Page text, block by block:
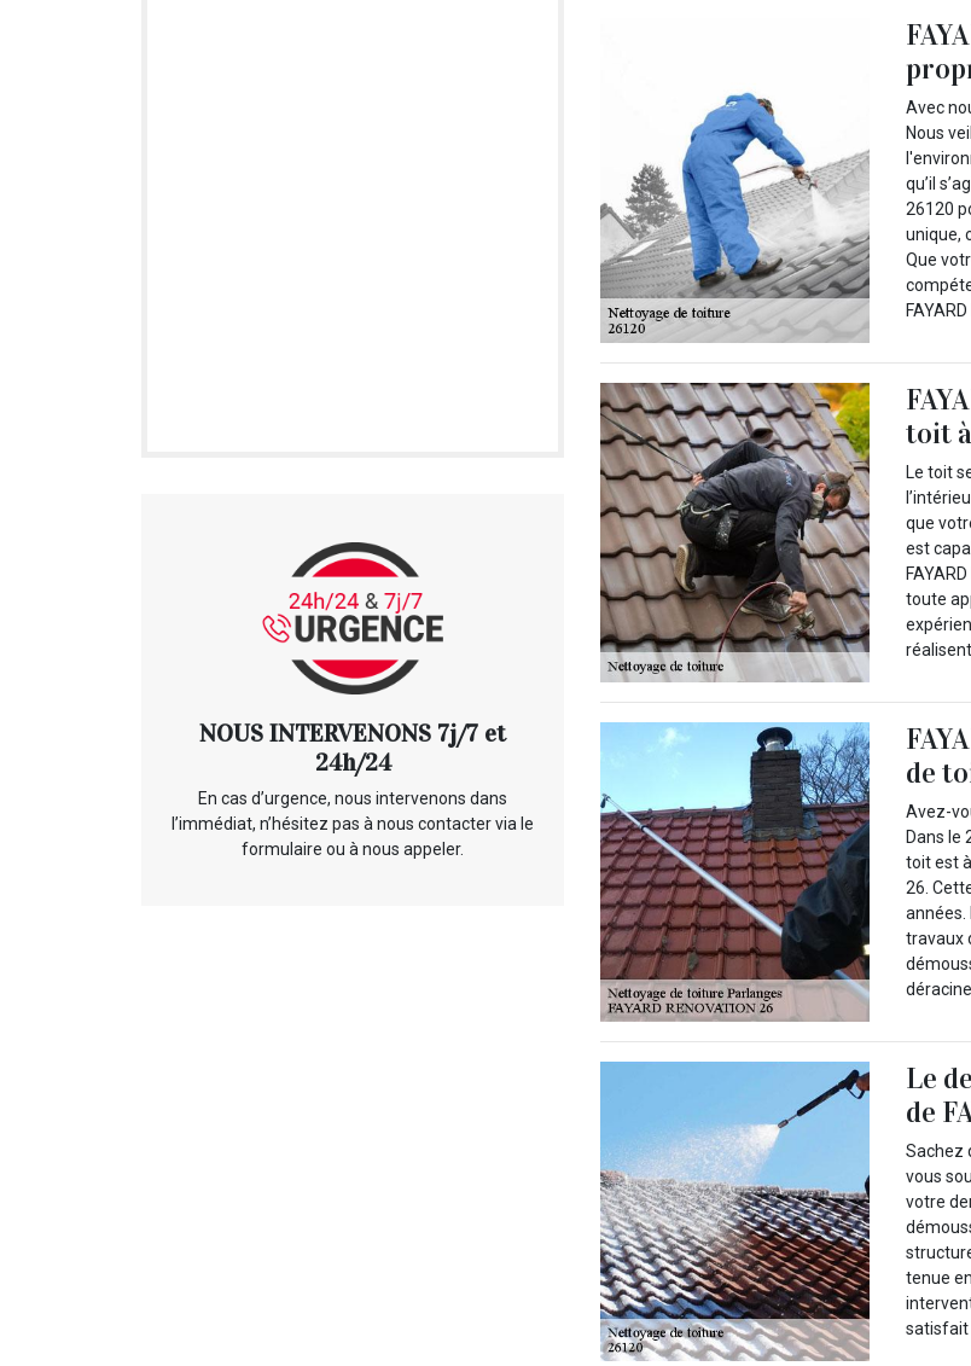
NOUS INTERVENONS 7j/7 et
24h/24
En cas d’urgence, nous intervenons dans
l’immédiat, n’hésitez pas à nous contacter via le
formulaire ou à nous appeler.
Avec
Nous
qu’il
26120
unique,
Que
toit
Le toit
que
est
toute
de
Avez-
Dans le
toit est
26.
travaux
Le
de
Sachez
vous
votre
tenue
satisfait